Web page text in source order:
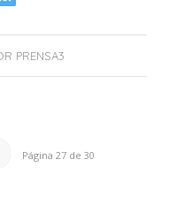
PRENSA3
Página 27 de 30